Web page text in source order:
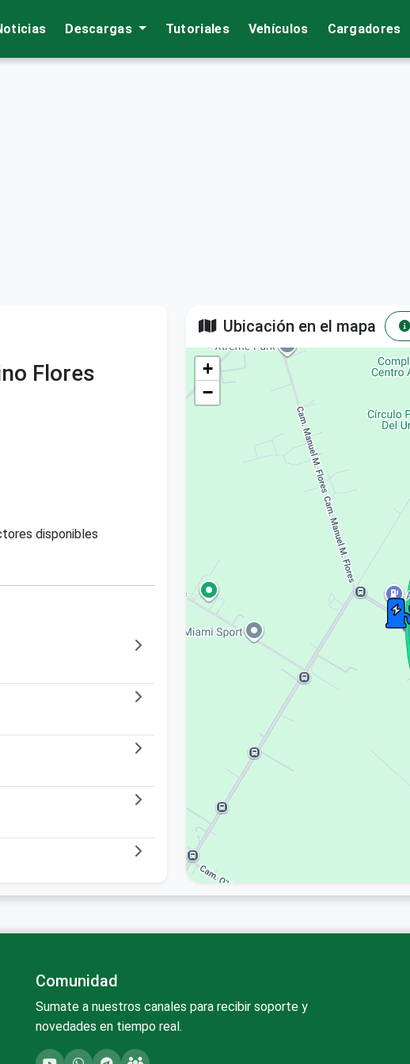
Descargas Tutoriales Vehículos Cargadores
Ubicación en el mapa
+
−
Flores
disponibles
Comunidad
Sumate a nuestros canales para recibir soporte y
novedades en tiempo real.